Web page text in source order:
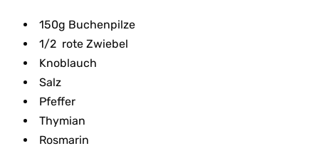
150g Buchenpilze
1/2 rote Zwiebel
Knoblauch
Salz
Pfeffer
Thymian
Rosmarin